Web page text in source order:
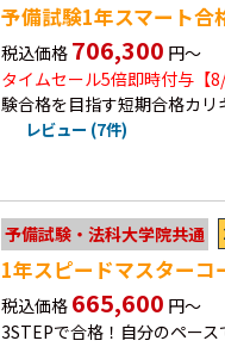
予備試験1年スマート合
税込価格 706,300 円～
タイムセール5倍即時付与【
験合格を目指す短期合格カリ
レビュー (7件)
予備試験・法科大学院共通
1年スピードマスターコ
税込価格 665,600 円～
3STEPで合格！自分のペース